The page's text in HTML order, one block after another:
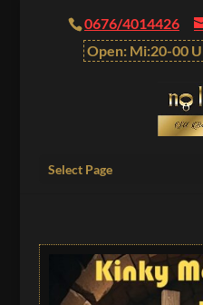
0676/4014426
Open: Mi:20-00
Select Page